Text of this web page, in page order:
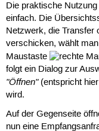
Die praktische
einfach. Die
Netzwerk, die Transfer
verschicken, wählt
Maustaste
folgt ein Dialog zur
"Öffnen"(entspricht
wird.
Auf der Gegenseite
nun eine